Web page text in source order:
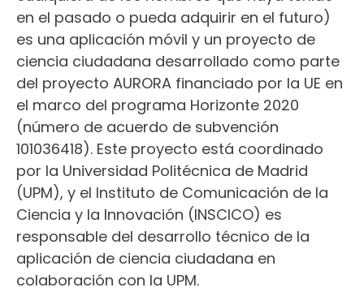
en el pasado o pueda adquirir en el futuro)
es una aplicación móvil y un proyecto de
ciencia ciudadana desarrollado como parte
del proyecto AURORA financiado por la UE en
el marco del programa Horizonte 2020
(número de acuerdo de subvención
101036418). Este proyecto está coordinado
por la Universidad Politécnica de Madrid
(UPM), y el Instituto de Comunicación de la
Ciencia y la Innovación (INSCICO) es
responsable del desarrollo técnico de la
aplicación de ciencia ciudadana en
colaboración con la UPM.